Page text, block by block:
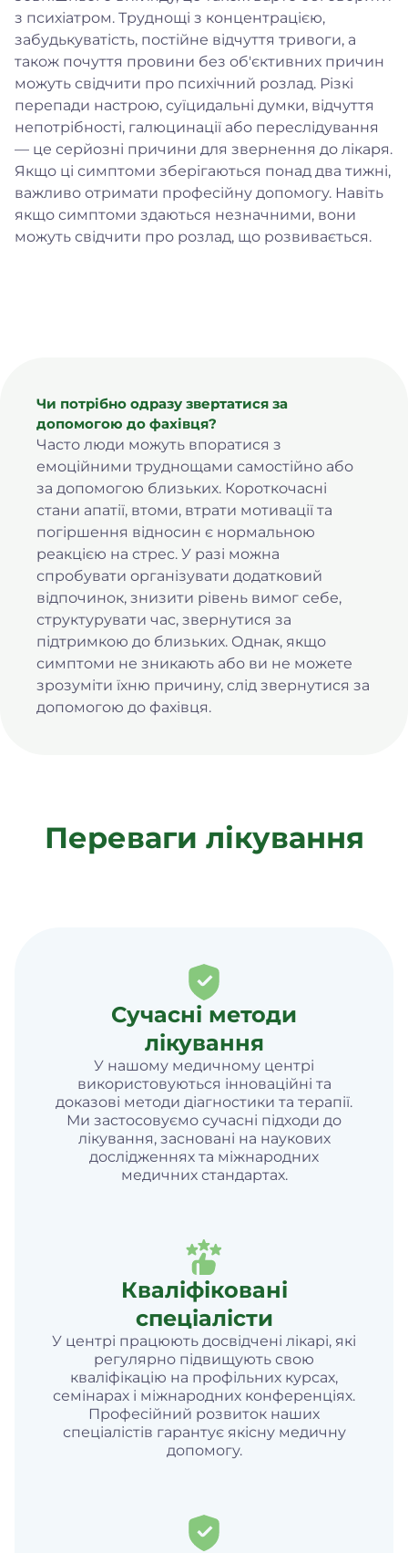
з психіатром. Труднощі з концентрацією,
забудькуватість, постійне відчуття тривоги, а
також почуття провини без об'єктивних причин
можуть свідчити про психічний розлад. Різкі
перепади настрою, суїцидальні думки, відчуття
непотрібності, галюцинації або переслідування
— це серйозні причини для звернення до лікаря.
Якщо ці симптоми зберігаються понад два тижні,
важливо отримати професійну допомогу. Навіть
якщо симптоми здаються незначними, вони
можуть свідчити про розлад, що розвивається.
Чи потрібно одразу звертатися за
допомогою до фахівця?
Часто люди можуть впоратися з
емоційними труднощами самостійно або
за допомогою близьких. Короткочасні
стани апатії, втоми, втрати мотивації та
погіршення відносин є нормальною
реакцією на стрес. У разі можна
спробувати організувати додатковий
відпочинок, знизити рівень вимог себе,
структурувати час, звернутися за
підтримкою до близьких. Однак, якщо
симптоми не зникають або ви не можете
зрозуміти їхню причину, слід звернутися за
допомогою до фахівця.
Переваги лікування
Сучасні методи
лікування
У нашому медичному центрі
використовуються інноваційні та
доказові методи діагностики та терапії.
Ми застосовуємо сучасні підходи до
лікування, засновані на наукових
дослідженнях та міжнародних
медичних стандартах.
Кваліфіковані
спеціалісти
У центрі працюють досвідчені лікарі, які
регулярно підвищують свою
кваліфікацію на профільних курсах,
семінарах і міжнародних конференціях.
Професійний розвиток наших
спеціалістів гарантує якісну медичну
допомогу.